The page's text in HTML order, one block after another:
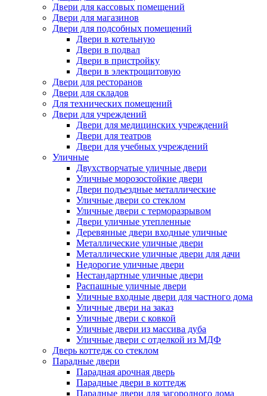
Двери для кассовых помещений
Двери для магазинов
Двери для подсобных помещений
Двери в котельную
Двери в подвал
Двери в пристройку
Двери в электрощитовую
Двери для ресторанов
Двери для складов
Для технических помещений
Двери для учреждений
Двери для медицинских учреждений
Двери для театров
Двери для учебных учреждений
Уличные
Двухстворчатые уличные двери
Уличные морозостойкие двери
Двери подъездные металлические
Уличные двери со стеклом
Уличные двери с терморазрывом
Двери уличные утепленные
Деревянные двери входные уличные
Металлические уличные двери
Металлические уличные двери для дачи
Недорогие уличные двери
Нестандартные уличные двери
Распашные уличные двери
Уличные входные двери для частного дома
Уличные двери на заказ
Уличные двери с ковкой
Уличные двери из массива дуба
Уличные двери с отделкой из МДФ
Дверь коттедж со стеклом
Парадные двери
Парадная арочная дверь
Парадные двери в коттедж
Парадные двери для загородного дома